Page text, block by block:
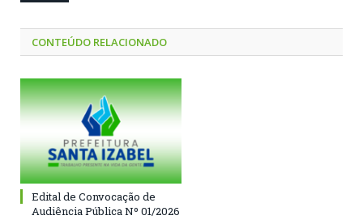
CONTEÚDO RELACIONADO
Edital de Convocação de
Audiência Pública Nº 01/2026